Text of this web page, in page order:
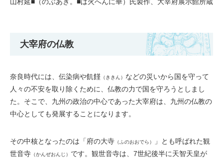
大宰府の仏教
奈良時代には、伝染病や飢饉 （ききん） などの災いから国を守って
人々の不安を取り除くために、仏教の力で国を守ろうとしまし
た。そこで、九州の政治の中心であった大宰府は、九州の仏教の
中心としても発展することになります。
その中核となったのは「府の大寺 （ふのおおでら）
」とも呼ばれた観
世音寺 （かんぜおんじ） です。観世音寺は、7世紀後半に天智天皇が